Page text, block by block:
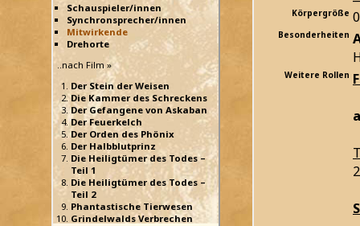
Schauspieler/innen
Synchronsprecher/innen
Mitwirkende
Drehorte
..nach Film »
Der Stein der Weisen
Die Kammer des Schreckens
Der Gefangene von Askaban
Der Feuerkelch
Der Orden des Phönix
Der Halbblutprinz
Die Heiligtümer des Todes –
Teil 1
Die Heiligtümer des Todes –
Teil 2
Phantastische Tierwesen
Grindelwalds Verbrechen
Körpergröße
Besonderheiten
Weitere Rollen